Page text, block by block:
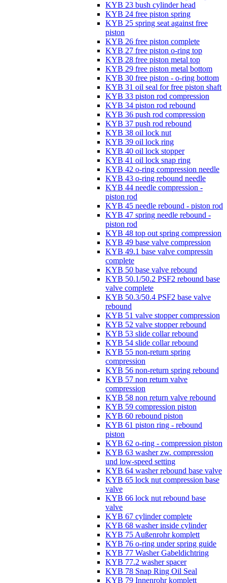
KYB 23 bush cylinder head
KYB 24 free piston spring
KYB 25 spring seat against free
piston
KYB 26 free piston complete
KYB 27 free piston o-ring top
KYB 28 free piston metal top
KYB 29 free piston metal bottom
KYB 30 free piston - o-ring bottom
KYB 31 oil seal for free piston shaft
KYB 33 piston rod compression
KYB 34 piston rod rebound
KYB 36 push rod compression
KYB 37 push rod rebound
KYB 38 oil lock nut
KYB 39 oil lock ring
KYB 40 oil lock stopper
KYB 41 oil lock snap ring
KYB 42 o-ring compression needle
KYB 43 o-ring rebound needle
KYB 44 needle compression -
piston rod
KYB 45 needle rebound - piston rod
KYB 47 spring needle rebound -
piston rod
KYB 48 top out spring compression
KYB 49 base valve compression
KYB 49.1 base valve compressin
complete
KYB 50 base valve rebound
KYB 50.1/50.2 PSF2 rebound base
valve complete
KYB 50.3/50.4 PSF2 base valve
rebound
KYB 51 valve stopper compression
KYB 52 valve stopper rebound
KYB 53 slide collar rebound
KYB 54 slide collar rebound
KYB 55 non-return spring
compression
KYB 56 non-return spring rebound
KYB 57 non return valve
compression
KYB 58 non return valve rebound
KYB 59 compression piston
KYB 60 rebound piston
KYB 61 piston ring - rebound
piston
KYB 62 o-ring - compression piston
KYB 63 washer zw. compression
und low-speed setting
KYB 64 washer rebound base valve
KYB 65 lock nut compression base
valve
KYB 66 lock nut rebound base
valve
KYB 67 cylinder complete
KYB 68 washer inside cylinder
KYB 75 Außenrohr komplett
KYB 76 o-ring under spring guide
KYB 77 Washer Gabeldichtring
KYB 77.2 washer spacer
KYB 78 Snap Ring Oil Seal
KYB 79 Innenrohr komplett